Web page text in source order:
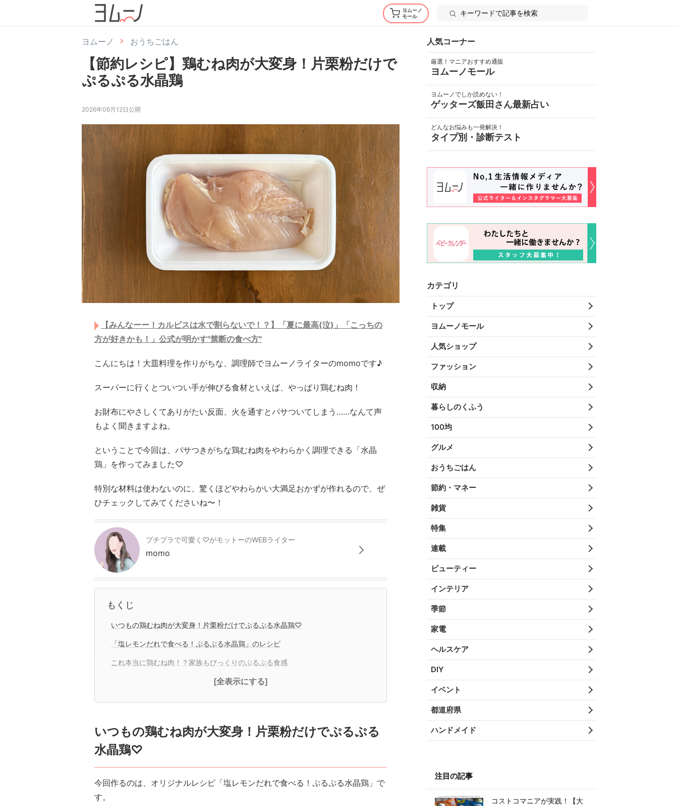
ヨムーノ
モール
ヨムーノ おうちごはん
【節約レシピ】鶏むね肉が大変身！片栗粉だけで
ぷるぷる水晶鶏
2026年06月12日公開
【みんなーー！カルピスは水で割らないで！？】「夏に最高(泣)」「こっちの
方が好きかも！」公式が明かす"禁断の食べ方"
こんにちは！大皿料理を作りがちな、調理師でヨムーノライターのmomoです♪
スーパーに行くとついつい手が伸びる食材といえば、やっぱり鶏むね肉！
お財布にやさしくてありがたい反面、火を通すとパサついてしまう……なんて声
もよく聞きますよね。
ということで今回は、パサつきがちな鶏むね肉をやわらかく調理できる「水晶
鶏」を作ってみました♡
特別な材料は使わないのに、驚くほどやわらかい大満足おかずが作れるので、ぜ
ひチェックしてみてくださいね〜！
プチプラで可愛く♡がモットーのWEBライター
momo
もくじ
いつもの鶏むね肉が大変身！片栗粉だけでぷるぷる水晶鶏♡
「塩レモンだれで食べる！ぷるぷる水晶鶏」のレシピ
これ本当に鶏むね肉！？家族もびっくりのぷるぷる食感
[全表示にする]
いつもの鶏むね肉が大変身！片栗粉だけでぷるぷる
水晶鶏♡
今回作るのは、オリジナルレシピ「塩レモンだれで食べる！ぷるぷる水晶鶏」で
す。
人気コーナー
厳選！マニアおすすめ通販
ヨムーノモール
ヨムーノでしか読めない！
ゲッターズ飯田さん最新占い
どんなお悩みも一発解決！
タイプ別・診断テスト
カテゴリ
トップ
ヨムーノモール
人気ショップ
ファッション
収納
暮らしのくふう
100均
グルメ
おうちごはん
節約・マネー
雑貨
特集
連載
ビューティー
インテリア
季節
家電
ヘルスケア
DIY
イベント
都道府県
ハンドメイド
注目の記事
コストコマニアが実践！【大